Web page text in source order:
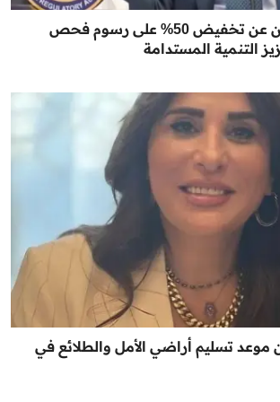
الرقابة المالية تعلن عن تخفيض 50% على رسوم فحص
التنمية المستدامة
تسليم أراضي الأمل والطلائع في